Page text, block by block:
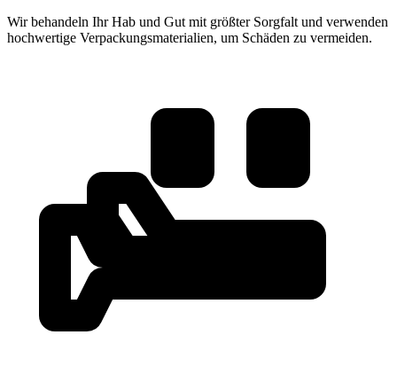
Wir behandeln Ihr Hab und Gut mit größter Sorgfalt und verwenden
hochwertige Verpackungsmaterialien, um Schäden zu vermeiden.